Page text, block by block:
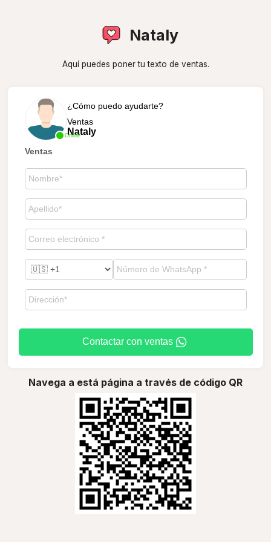
Nataly
Aquí puedes poner tu texto de ventas.
Online
¿Cómo puedo ayudarte?
Ventas
Nataly
Ventas
Contactar con ventas
Navega a está página a través de código QR